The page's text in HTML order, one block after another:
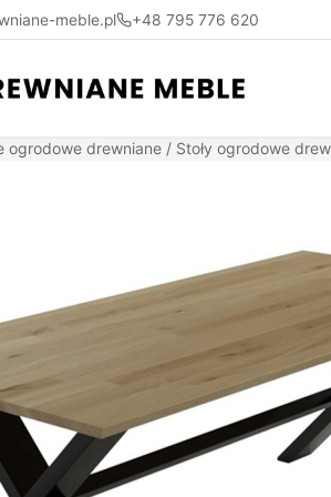
meble.pl +48 795 776 620
ogrodowe drewniane / Stoły ogrodowe